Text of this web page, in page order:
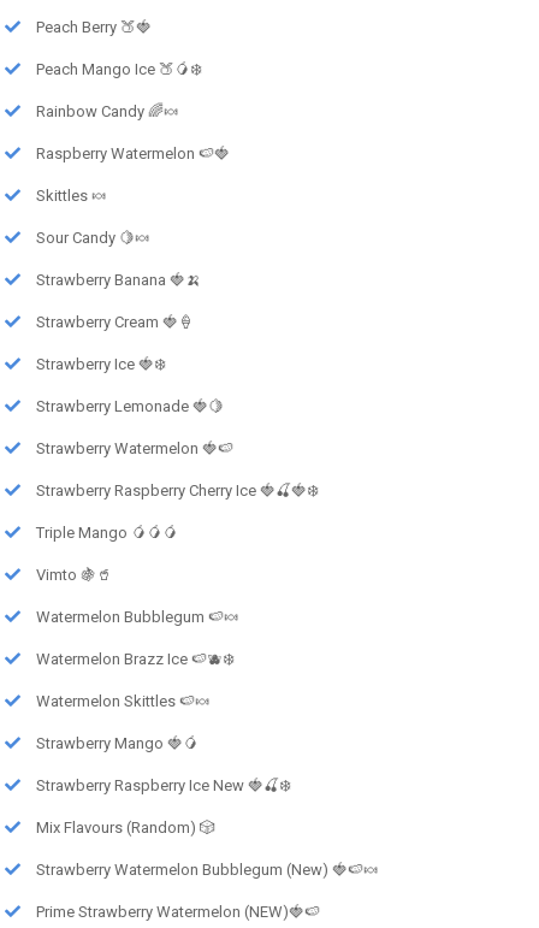
Peach Berry 🍑🍓
Peach Mango Ice 🍑🥭❄️
Rainbow Candy 🌈🍬
Raspberry Watermelon 🍉🍓
Skittles 🍬
Sour Candy 🍋🍬
Strawberry Banana 🍓🍌
Strawberry Cream 🍓🍦
Strawberry Ice 🍓❄️
Strawberry Lemonade 🍓🍋
Strawberry Watermelon 🍓🍉
Strawberry Raspberry Cherry Ice 🍓🍒🍓❄️
Triple Mango 🥭🥭🥭
Vimto 🍇🥤
Watermelon Bubblegum 🍉🍬
Watermelon Brazz Ice 🍉🫐❄️
Watermelon Skittles 🍉🍬
Strawberry Mango 🍓🥭
Strawberry Raspberry Ice New 🍓🍒❄️
Mix Flavours (Random) 🎲
Strawberry Watermelon Bubblegum (New) 🍓🍉🍬
Prime Strawberry Watermelon (NEW)🍓🍉